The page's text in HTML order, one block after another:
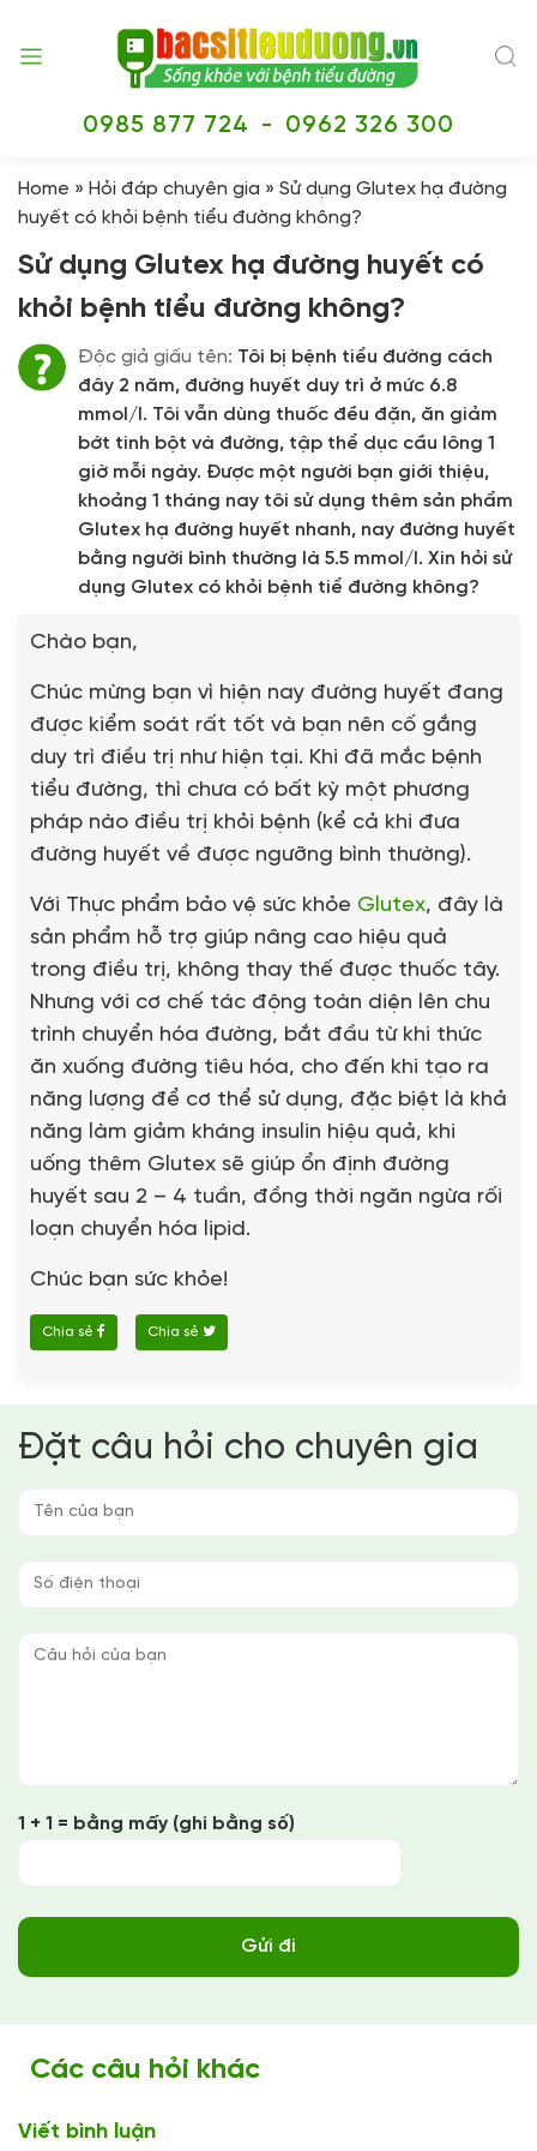
0985 877 724 - 0962 326 300
Home » Hỏi đáp chuyên gia » Sử dụng Glutex hạ đường
huyết có khỏi bệnh tiểu đường không?
Sử dụng Glutex hạ đường huyết có
khỏi bệnh tiểu đường không?
Độc giả giấu tên: Tôi bị bệnh tiểu đường cách
đây 2 năm, đường huyết duy trì ở mức 6.8
mmol/l. Tôi vẫn dùng thuốc đều đặn, ăn giảm
bớt tinh bột và đường, tập thể dục cầu lông 1
giờ mỗi ngày. Được một người bạn giới thiệu,
khoảng 1 tháng nay tôi sử dụng thêm sản phẩm
Glutex hạ đường huyết nhanh, nay đường huyết
bằng người bình thường là 5.5 mmol/l. Xin hỏi sử
dụng Glutex có khỏi bệnh tiể đường không?
Chào bạn,
Chúc mừng bạn vì hiện nay đường huyết đang
được kiểm soát rất tốt và bạn nên cố gắng
duy trì điều trị như hiện tại. Khi đã mắc bệnh
tiểu đường, thì chưa có bất kỳ một phương
pháp nào điều trị khỏi bệnh (kể cả khi đưa
đường huyết về được ngưỡng bình thường).
Với Thực phẩm bảo vệ sức khỏe Glutex, đây là
sản phẩm hỗ trợ giúp nâng cao hiệu quả
trong điều trị, không thay thế được thuốc tây.
Nhưng với cơ chế tác động toàn diện lên chu
trình chuyển hóa đường, bắt đầu từ khi thức
ăn xuống đường tiêu hóa, cho đến khi tạo ra
năng lượng để cơ thể sử dụng, đặc biệt là khả
năng làm giảm kháng insulin hiệu quả, khi
uống thêm Glutex sẽ giúp ổn định đường
huyết sau 2 – 4 tuần, đồng thời ngăn ngừa rối
loạn chuyển hóa lipid.
Chúc bạn sức khỏe!
Chia sẻ Chia sẻ
Đặt câu hỏi cho chuyên gia
1 + 1 = bằng mấy (ghi bằng số)
Các câu hỏi khác
Viết bình luận